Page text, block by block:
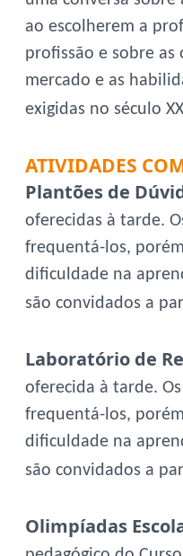
ao escolherem a
profissão e sobre
mercado e as
exigidas no século
ATIVIDADES
Plantões de
oferecidas à tarde.
frequentá-los,
dificuldade na
são convidados a
Laboratório de
oferecida à tarde.
frequentá-los,
dificuldade na
são convidados a
Olimpíadas